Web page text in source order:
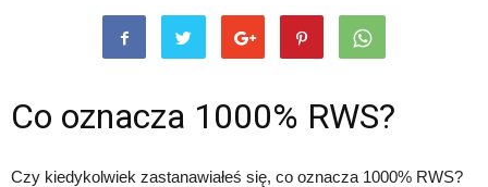
Co oznacza 1000% RWS?
Czy kiedykolwiek zastanawiałeś się, co oznacza 1000% RWS?